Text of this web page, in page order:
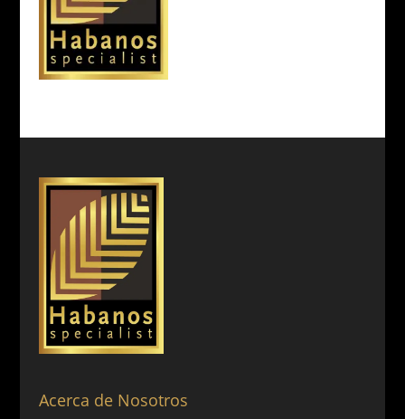
Acerca de Nosotros